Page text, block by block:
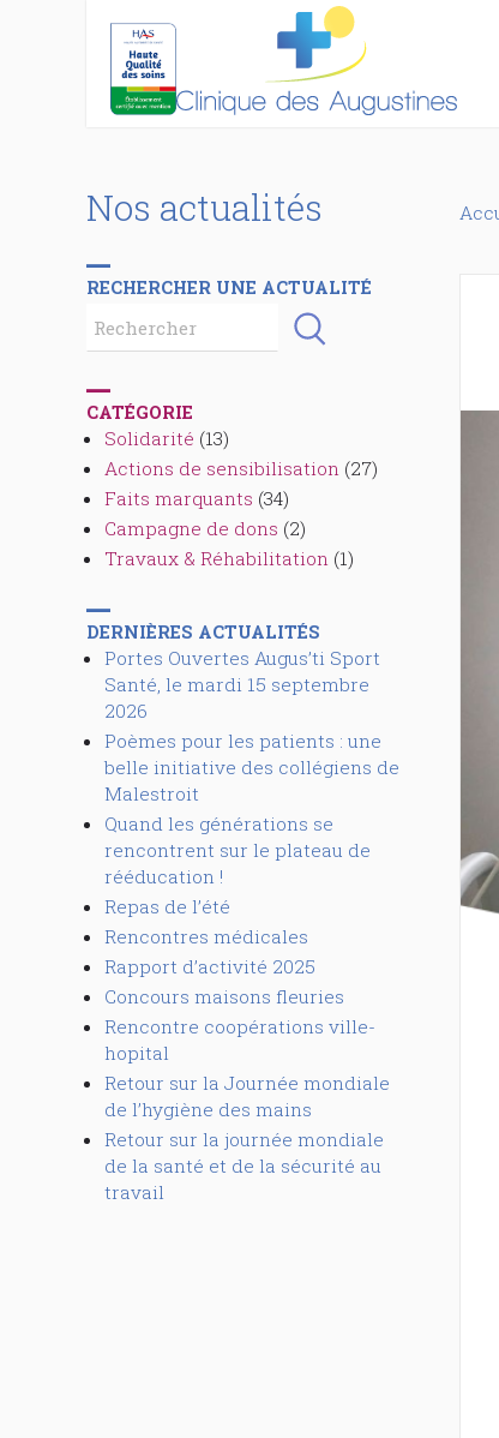
Nos actualités
RECHERCHER UNE ACTUALITÉ
CATÉGORIE
Solidarité (13)
Actions de sensibilisation (27)
Faits marquants (34)
Campagne de dons (2)
Travaux & Réhabilitation (1)
DERNIÈRES ACTUALITÉS
Portes Ouvertes Augus’ti Sport
Santé, le mardi 15 septembre
2026
Poèmes pour les patients : une
belle initiative des collégiens de
Malestroit
Quand les générations se
rencontrent sur le plateau de
rééducation !
Repas de l’été
Rencontres médicales
Rapport d’activité 2025
Concours maisons fleuries
Rencontre coopérations ville-
hopital
Retour sur la Journée mondiale
de l’hygiène des mains
Retour sur la journée mondiale
de la santé et de la sécurité au
travail